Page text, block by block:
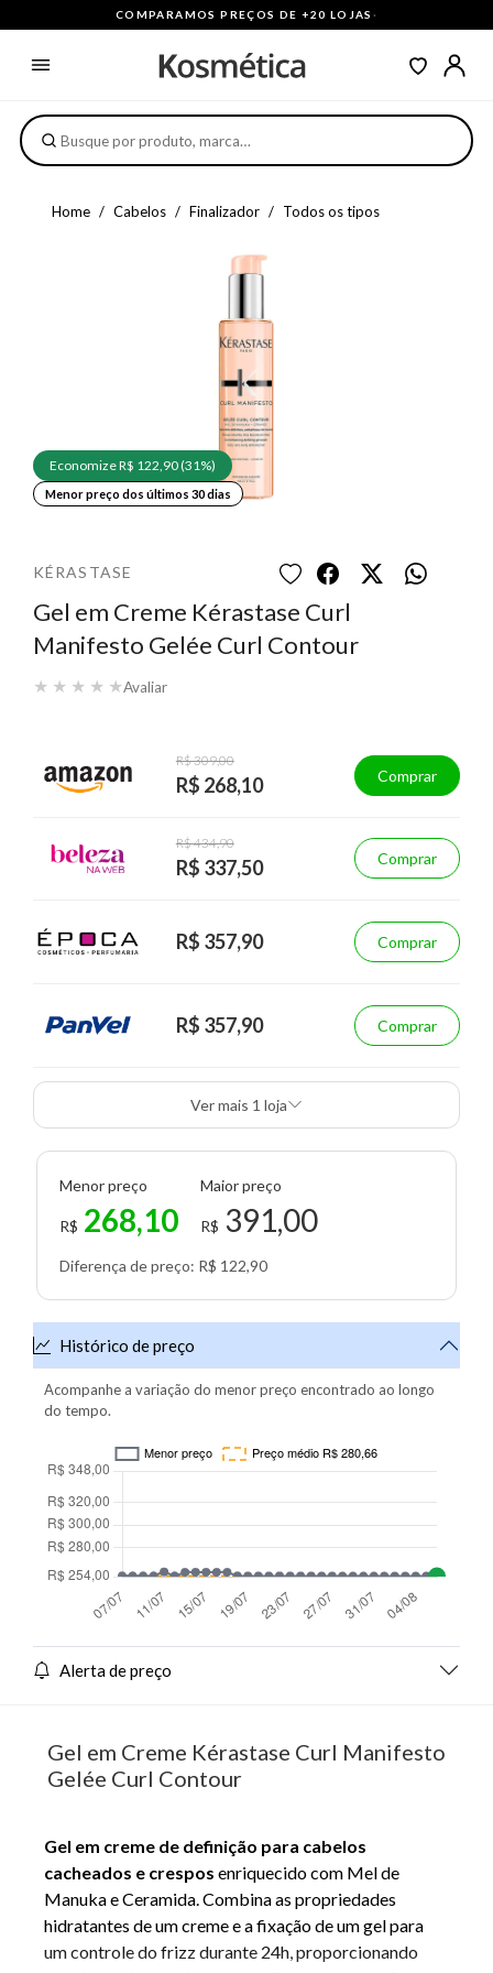
COMPARAMOS PREÇOS DE +20 LOJAS ·
Home Cabelos Finalizador Todos os tipos
Economize R$ 122,90 (31%)
Menor preço dos últimos 30 dias
KÉRASTASE
Gel em Creme Kérastase Curl
Manifesto Gelée Curl Contour
★ ★ ★ ★ ★Avaliar
R$ 309,00
R$ 268,10 Comprar
R$ 434,90
R$ 337,50 Comprar
R$ 357,90 Comprar
R$ 357,90 Comprar
Ver mais 1 loja
Menor preço
R$ 268,10
Maior preço
R$ 391,00
Diferença de preço: R$ 122,90
Histórico de preço
Acompanhe a variação do menor preço encontrado ao longo
do tempo.
Alerta de preço
Gel em Creme Kérastase Curl Manifesto
Gelée Curl Contour
Gel em creme de definição para cabelos
cacheados e crespos enriquecido com Mel de
Manuka e Ceramida. Combina as propriedades
hidratantes de um creme e a fixação de um gel para
um controle do frizz durante 24h, proporcionando